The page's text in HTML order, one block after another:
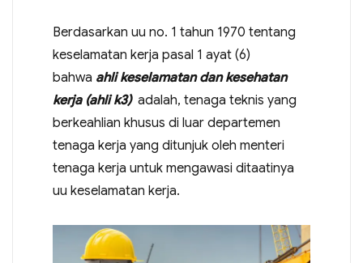
Berdasarkan uu no. 1 tahun 1970 tentang
keselamatan kerja pasal 1 ayat (6)
bahwa ahli keselamatan dan kesehatan
kerja (ahli k3)adalah, tenaga teknis yang
berkeahlian khusus di luar departemen
tenaga kerja yang ditunjuk oleh menteri
tenaga kerja untuk mengawasi ditaatinya
uu keselamatan kerja.